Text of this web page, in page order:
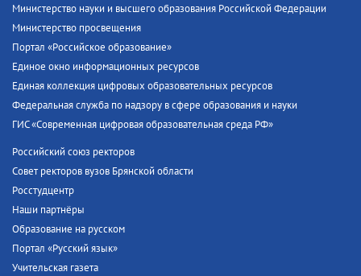
Министерство науки и высшего образования Российской Федерации
Министерство просвещения
Портал «Российское образование»
Единое окно информационных ресурсов
Единая коллекция цифровых образовательных ресурсов
Федеральная служба по надзору в сфере образования и науки
ГИС «Современная цифровая образовательная среда РФ»
Российский союз ректоров
Совет ректоров вузов Брянской области
Росстудцентр
Наши партнёры
Образование на русском
Портал «Русский язык»
Учительская газета